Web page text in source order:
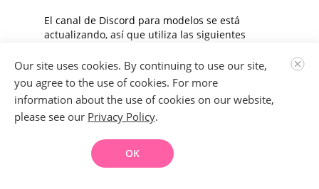
El canal de Discord para modelos se está
actualizando, así que utiliza las siguientes
- WhatsApp (Global):
https://www.lovense.com/p/LovenseModelsWhatsa
pp
- Telegram (Solo para Rusia):
https://www.lovense.com/p/LovenseModelsTelegra
Our site uses cookies. By continuing to use our site,
you agree to the use of cookies. For more
information about the use of cookies on our website,
please see our Privacy Policy.
OK